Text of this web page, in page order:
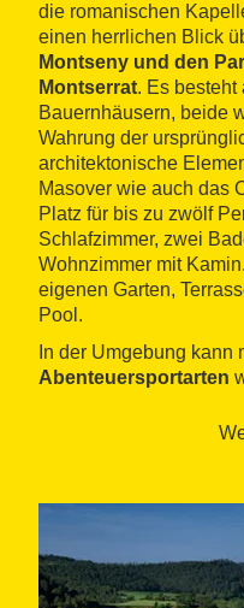
die romanischen
einen herrlichen Blick
Montseny und den
Montserrat. Es
Bauernhäusern, beide
Wahrung der
architektonische
Masover wie auch das
Platz für bis zu zwölf
Schlafzimmer, zwei
Wohnzimmer mit
eigenen Garten,
Pool.
In der Umgebung kann
Abenteuersportarten
machen. Die Stadt Vic